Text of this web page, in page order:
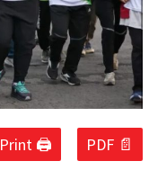
Print 🖨 PDF 📄